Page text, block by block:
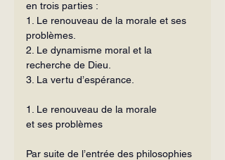
en trois parties :
1. Le renouveau de la morale et ses
problèmes.
2. Le dynamisme moral et la
recherche de Dieu.
3. La vertu d’espérance.
1. Le renouveau de la morale
et ses problèmes
Par suite de l’entrée des philosophies